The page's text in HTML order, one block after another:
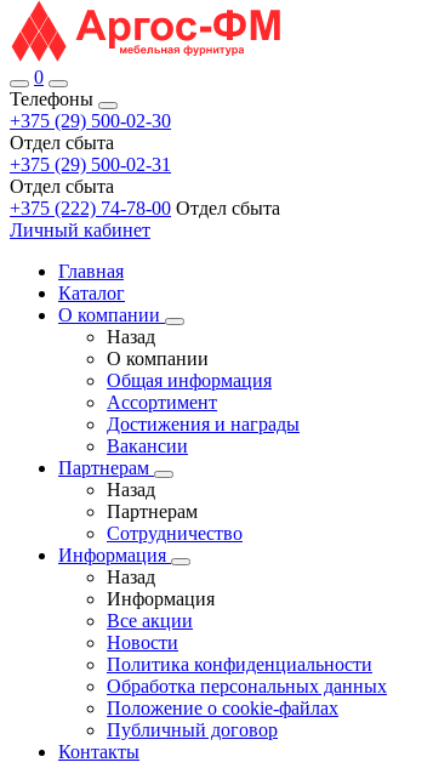
0
Телефоны
+375 (29) 500-02-30
Отдел сбыта
+375 (29) 500-02-31
Отдел сбыта
+375 (222) 74-78-00 Отдел сбыта
Личный кабинет
Главная
Каталог
О компании
Назад
О компании
Общая информация
Ассортимент
Достижения и награды
Вакансии
Партнерам
Назад
Партнерам
Сотрудничество
Информация
Назад
Информация
Все акции
Новости
Политика конфиденциальности
Обработка персональных данных
Положение о cookie-файлах
Публичный договор
Контакты